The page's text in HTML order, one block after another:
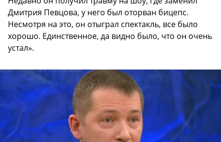
Дмитрия Певцова, у него был оторван бицепс.
Несмотря на это, он отыграл спектакль, все было
хорошо. Единственное, да видно было, что он очень
устал».